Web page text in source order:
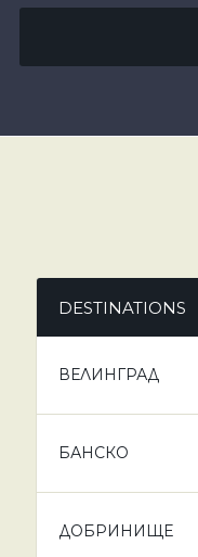
DESTINATIONS
ВЕЛИНГРАД
БАНСКО
ДОБРИНИЩЕ